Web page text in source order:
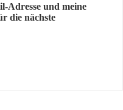
Adresse und meine
die nächste